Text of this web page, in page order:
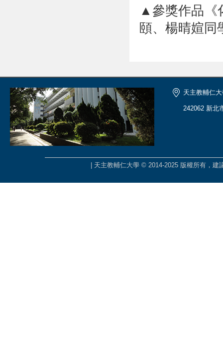
▲參獎作品《
頤、楊晴媗同
天主教輔仁
242062 新北
| 天主教輔仁大學 © 2014-2025 版權所有，